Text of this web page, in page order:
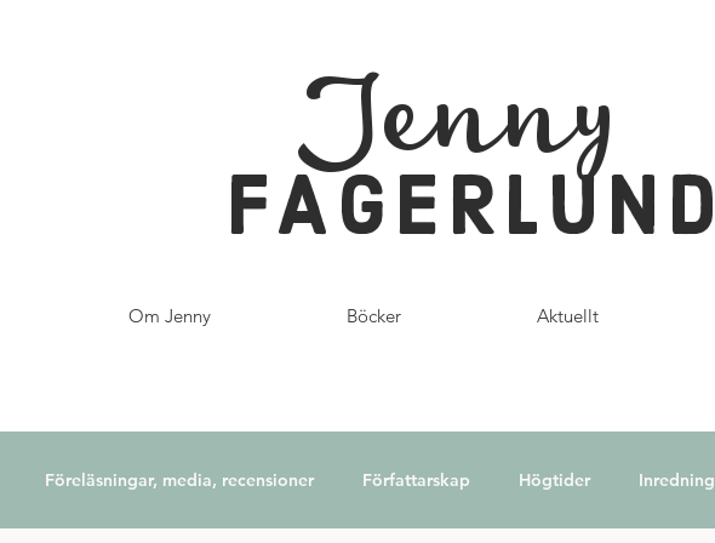
Jenny
FAGERLUND
Om Jenny Böcker Aktuellt
Föreläsningar, media, recensioner Författarskap Högtider Inredning